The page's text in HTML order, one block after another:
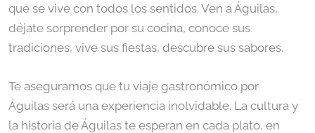
que se vive con todos los sentidos. Ven a Águilas,
déjate sorprender por su cocina, conoce sus
tradiciones, vive sus fiestas, descubre sus sabores.
Te aseguramos que tu viaje gastronómico por
Águilas será una experiencia inolvidable. La cultura y
la historia de Águilas te esperan en cada plato, en